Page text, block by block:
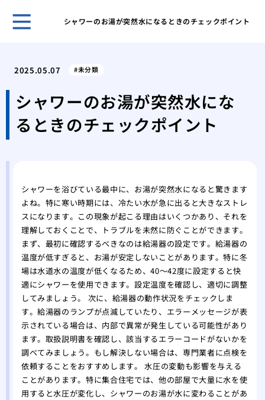
シャワーのお湯が突然水になるときのチェックポイント
ア
鳩
践
2025.05.07 未分類
シャワーのお湯が突然水にな
るときのチェックポイント
シャワーを浴びている最中に、お湯が突然水になると驚きます
よね。特に寒い時期には、冷たい水が急に出ると大きなストレ
スになります。この現象が起こる理由はいくつかあり、それを
理解しておくことで、トラブルを未然に防ぐことができます。
まず、最初に確認するべきなのは給湯器の設定です。給湯器の
温度が低すぎると、お湯が安定しないことがあります。特に冬
場は水道水の温度が低くなるため、40〜42度に設定すると快
適にシャワーを使用できます。設定温度を確認し、適切に調整
してみましょう。 次に、給湯器の動作状況をチェックしま
す。給湯器のランプが点滅していたり、エラーメッセージが表
示されている場合は、内部で異常が発生している可能性があり
ます。取扱説明書を確認し、該当するエラーコードがないかを
調べてみましょう。もし解決しない場合は、専門業者に点検を
依頼することをおすすめします。 水圧の変動も影響を与える
ことがあります。特に集合住宅では、他の部屋で大量に水を使
用すると水圧が変化し、シャワーのお湯が水に変わることがあ